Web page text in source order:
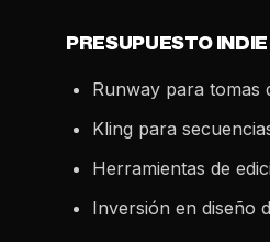
PRESUPUESTO
Runway para tomas
Kling para
Herramientas de
Inversión en diseño